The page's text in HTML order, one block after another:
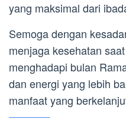
yang maksimal dari
Semoga dengan
menjaga kesehatan
menghadapi bulan
dan energi yang lebih
manfaat yang